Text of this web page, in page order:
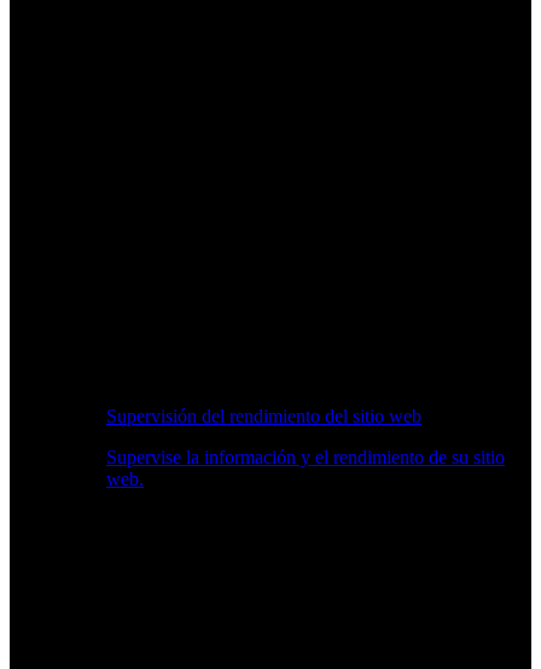
Supervisión del rendimiento del sitio web
Supervise la información y el rendimiento de su sitio
web.